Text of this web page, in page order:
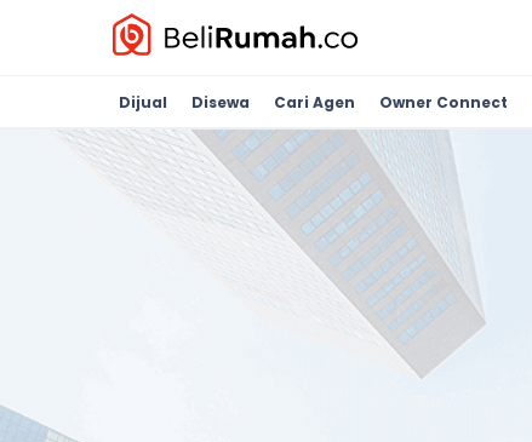
Dijual Disewa Cari Agen Owner Connect